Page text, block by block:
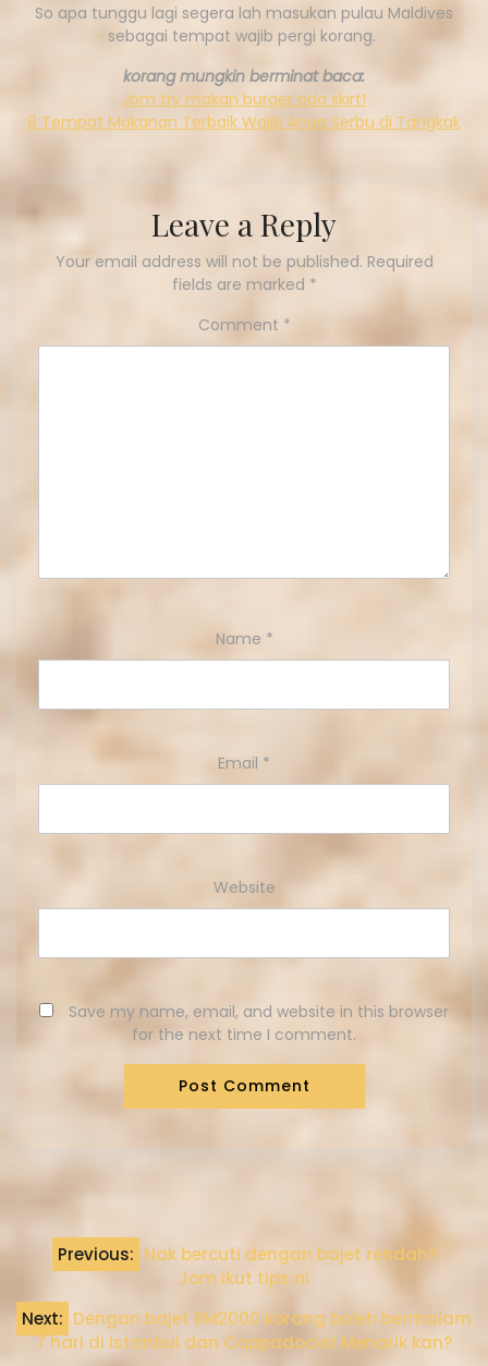
So apa tunggu lagi segera lah masukan pulau Maldives
sebagai tempat wajib pergi korang.
korang mungkin berminat baca:
Jom try makan burger ada skirt!
8 Tempat Makanan Terbaik Wajib Anda Serbu di Tangkak
Leave a Reply
Your email address will not be published. Required
fields are marked *
Comment *
Name *
Email *
Website
Save my name, email, and website in this browser
for the next time I comment.
Previous: Nak bercuti dengan bajet rendah?
Jom ikut tips ni
Next: Dengan bajet RM2000 korang boleh bermalam
7 hari di Istanbul dan Cappadocia! Menarik kan?